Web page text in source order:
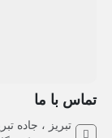
تماس با ما
تبریز ، جاده